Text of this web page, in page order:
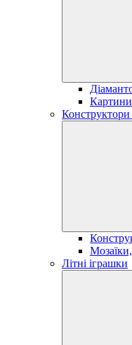
Конструктори
Літні іграшки